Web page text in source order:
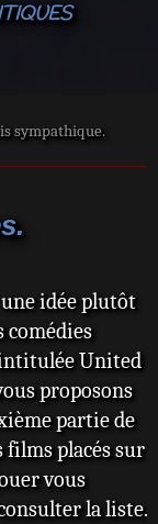
sympathique.
idée plutôt
comédies
United
proposons
partie de
films placés sur
vous
la liste.